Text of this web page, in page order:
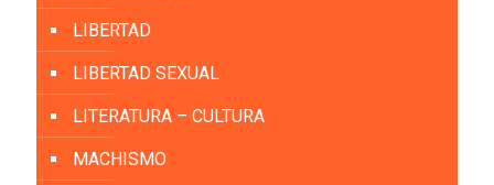
LIBERTAD
LIBERTAD SEXUAL
LITERATURA – CULTURA
MACHISMO